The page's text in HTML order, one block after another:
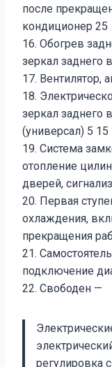
после
кондиционер 25
16. Обогрев
зеркал заднего
17. Вентилятор,
18.
зеркал заднего
(универсал) 5 15
19. Система
отопление
дверей,
20. Первая
охлаждения,
прекращения
21.
подключение
22. Свободен —
регулировка